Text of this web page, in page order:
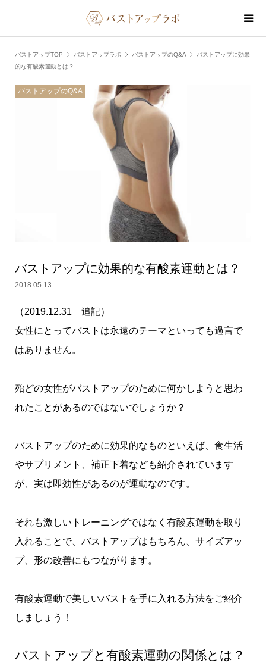
バストアップTOP バストアップラボ バストアップのQ&A
バストアップに効果
的な有酸素運動とは？
バストアップのQ&A
バストアップに効果的な有酸素運動とは？
2018.05.13
（2019.12.31 追記）
女性にとってバストは永遠のテーマといっても過言で
はありません。
殆どの女性がバストアップのために何かしようと思わ
れたことがあるのではないでしょうか？
バストアップのために効果的なものといえば、食生活
やサプリメント、補正下着なども紹介されています
が、 実は即効性があるのが運動なのです。
それも激しいトレーニングではなく有酸素運動を取り
入れることで、バストアップはもちろん、サイズアッ
プ、形の改善にもつながります。
有酸素運動で美しいバストを手に入れる方法をご紹介
しましょう！
バストアップと有酸素運動の関係とは？